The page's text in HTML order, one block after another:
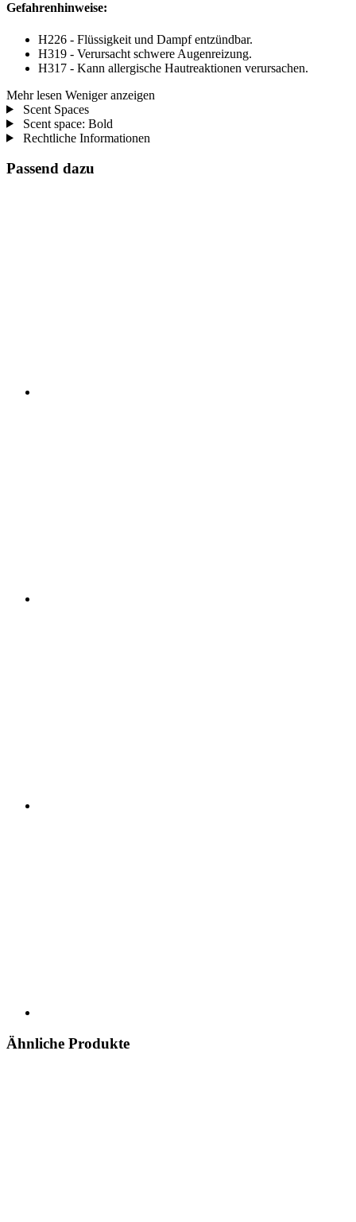
Gefahrenhinweise:
H226 - Flüssigkeit und Dampf entzündbar.
H319 - Verursacht schwere Augenreizung.
H317 - Kann allergische Hautreaktionen verursachen.
Mehr lesen Weniger anzeigen
Scent Spaces
Scent space: Bold
Rechtliche Informationen
Passend dazu
Ähnliche Produkte